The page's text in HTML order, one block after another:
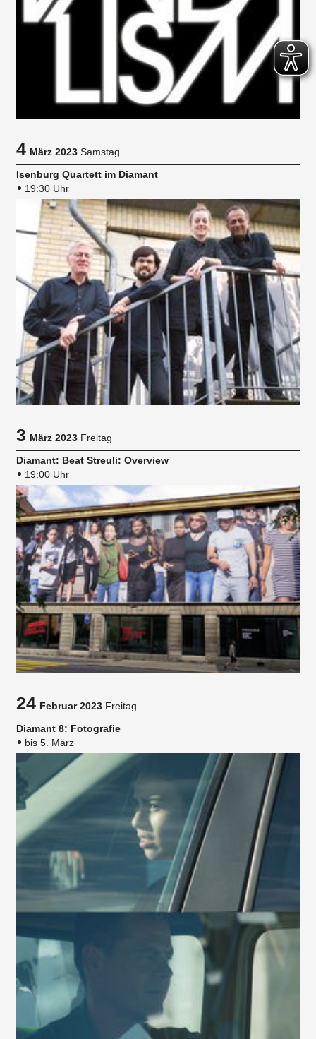
4März 2023 Samstag
Isenburg Quartett im Diamant
19:30 Uhr
3März 2023 Freitag
Diamant: Beat Streuli: Overview
19:00 Uhr
24Februar 2023 Freitag
Diamant 8: Fotografie
bis 5. März